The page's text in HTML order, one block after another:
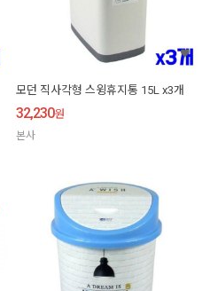
모던 직사각형 스윙휴지통 15L x3개
32,230원
본사